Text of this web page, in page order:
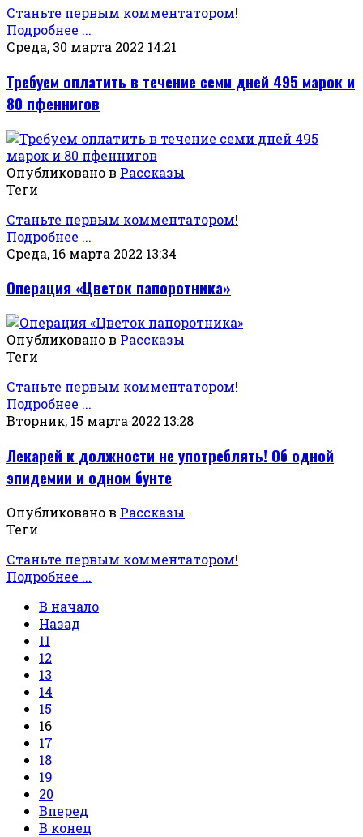
Станьте первым комментатором!
Подробнее ...
Среда, 30 марта 2022 14:21
Требуем оплатить в течение семи дней 495 марок и
80 пфеннигов
Опубликовано в Рассказы
Теги
Станьте первым комментатором!
Подробнее ...
Среда, 16 марта 2022 13:34
Операция «Цветок папоротника»
Опубликовано в Рассказы
Теги
Станьте первым комментатором!
Подробнее ...
Вторник, 15 марта 2022 13:28
Лекарей к должности не употреблять! Об одной
эпидемии и одном бунте
Опубликовано в Рассказы
Теги
Станьте первым комментатором!
Подробнее ...
В начало
Назад
11
12
13
14
15
16
17
18
19
20
Вперед
В конец